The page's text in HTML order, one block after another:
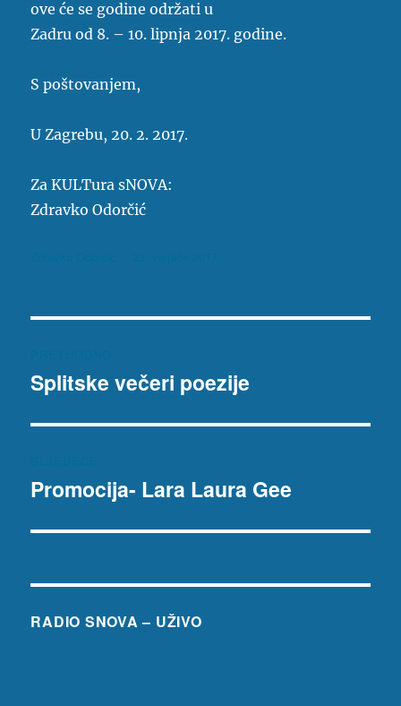
ove će se godine održati u
Zadru od 8. – 10. lipnja 2017. godine.
S poštovanjem,
U Zagrebu, 20. 2. 2017.
Za KULTura sNOVA:
Zdravko Odorčić
objava
Prethodna
Splitske večeri poezije
Sljedeća
Promocija- Lara Laura Gee
RADIO SNOVA – UŽIVO